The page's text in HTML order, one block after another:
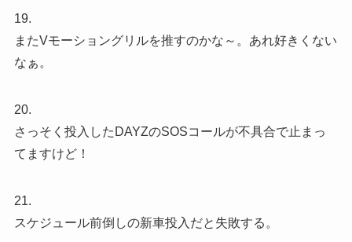
19.
またVモーショングリルを推すのかな～。あれ好きくない
なぁ。
20.
さっそく投入したDAYZのSOSコールが不具合で止まっ
てますけど！
21.
スケジュール前倒しの新車投入だと失敗する。